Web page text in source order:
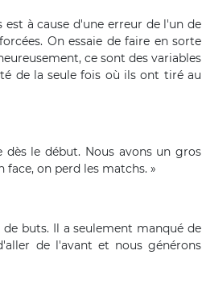
à cause d'une erreur de l'un de
On essaie de faire en sorte
ce sont des variables
de la seule fois où ils ont tiré au
dès le début. Nous avons un gros
on perd les matchs. »
buts. Il a seulement manqué de
de l'avant et nous générons